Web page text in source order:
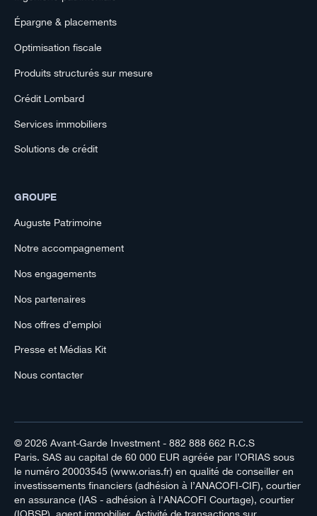
Épargne & placements
Optimisation fiscale
Produits structurés sur mesure
Crédit Lombard
Services immobiliers
Solutions de crédit
GROUPE
Auguste Patrimoine
Notre accompagnement
Nos engagements
Nos partenaires
Nos offres d’emploi
Presse et Médias Kit
Nous contacter
© 2026 Avant-Garde Investment- 882 888 662 R.C.S
Paris. SAS au capital de 60 000 EUR agréée par l’ORIAS sous
le numéro 20003545 (www.orias.fr) en qualité de conseiller en
investissements financiers (adhésion à l’ANACOFI-CIF), courtier
en assurance (IAS - adhésion à l'ANACOFI Courtage), courtier